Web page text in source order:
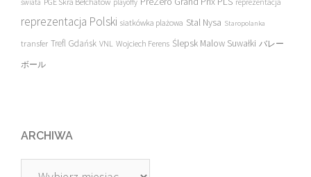
świata playoffy reprezentacja
reprezentacja Polski siatkówka plażowa Stal Nysa Staropolanka
transfer Trefl Gdańsk VNL Wojciech Ferens Ślepsk Malow Suwałki バレー
ボール
ARCHIWA
Archiwa